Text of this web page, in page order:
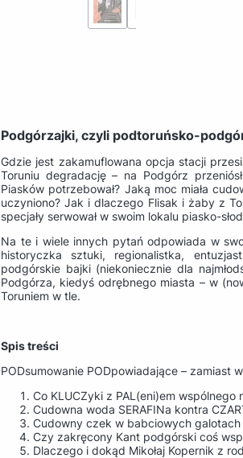
Podgórzajki, czyli podtoruńsko-
Gdzie jest zakamuflowana opcja stacji
Toruniu degradację – na Podgórz
Piasków potrzebował? Jaką moc miała
uczyniono? Jak i dlaczego Flisak i żaby z
specjały serwował w swoim lokalu piasko-
Na te i wiele innych pytań odpowiada w
historyczka sztuki, regionalistka,
podgórskie bajki (niekoniecznie dla
Podgórza, kiedyś odrębnego miasta – w
Toruniem w tle.
Spis treści
PODsumowanie PODpowiadające – zamiast
Co KLUCZyki z PAL(eni)em wspólnego
Cudowna woda SERAFINa kontra
Cudowny czek w babciowych
Czy zakręcony Kant podgórski coś
Dlaczego i dokąd Mikołaj Kopernik z